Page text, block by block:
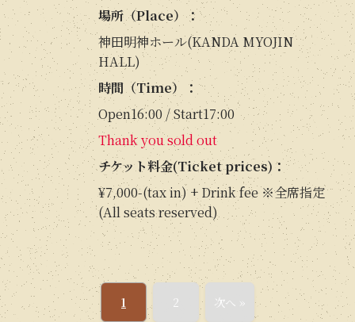
場所（Place）：
神田明神ホール(KANDA MYOJIN
HALL)
時間（Time）：
Open16:00 / Start17:00
Thank you sold out
チケット料金(Ticket prices)：
¥7,000-(tax in) + Drink fee ※全席指定
(All seats reserved)
1 2 次へ »